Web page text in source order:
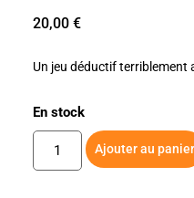
20,00 €
Un jeu déductif
En stock
Ajouter au panier